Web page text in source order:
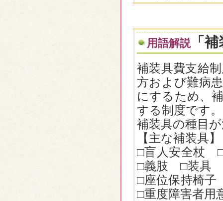
用語解説「補
補装具費支給
方および難病
にするため、
する制度です
補装具の種目
【主な補装具】
□盲人安全杖
□義肢 □装具
□座位保持椅
□重度障害者用